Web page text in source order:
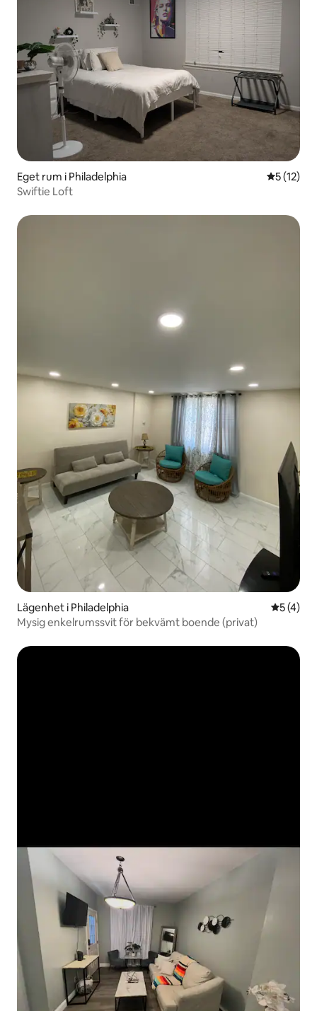
Eget rum i Philadelphia 5 av 5 i
5 (12)
Swiftie Loft
Lägenhet i Philadelphia 5 av 5 i
5 (4)
Mysig enkelrumssvit för bekvämt boende (privat)